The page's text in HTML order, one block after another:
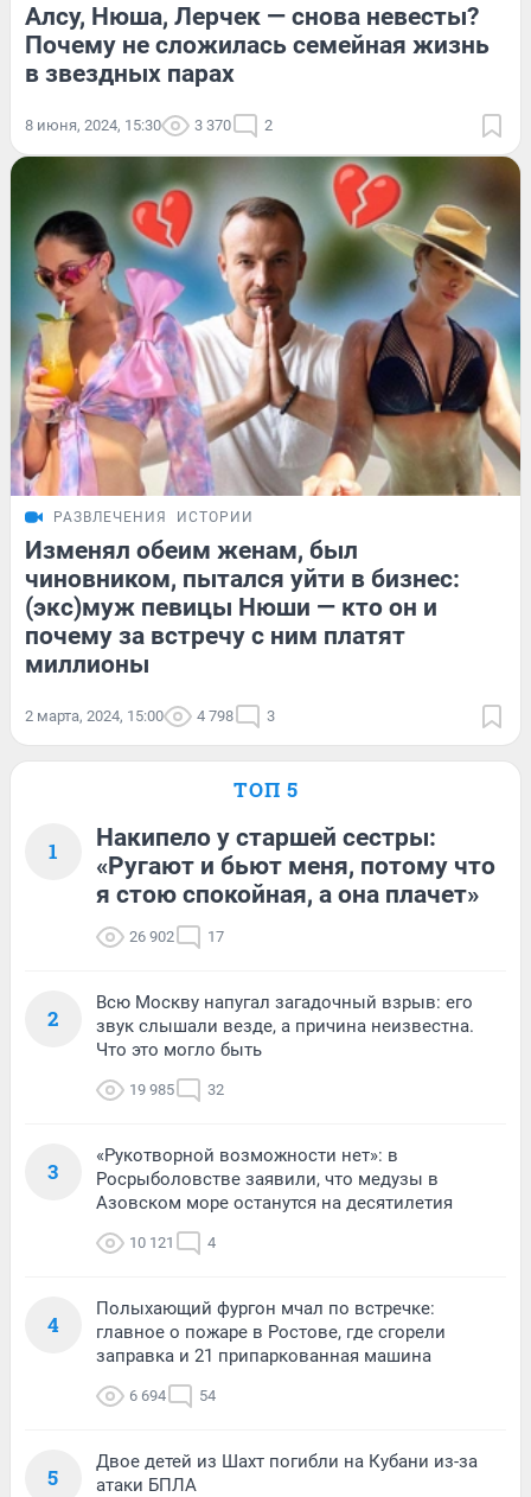
Алсу, Нюша, Лерчек — снова невесты?
Почему не сложилась семейная жизнь
в звездных парах
8 июня, 2024, 15:30 3 370 2
РАЗВЛЕЧЕНИЯ ИСТОРИИ
Изменял обеим женам, был
чиновником, пытался уйти в бизнес:
(экс)муж певицы Нюши — кто он и
почему за встречу с ним платят
миллионы
2 марта, 2024, 15:00 4 798 3
ТОП 5
1
Накипело у старшей сестры:
«Ругают и бьют меня, потому что
я стою спокойная, а она плачет»
26 902 17
2
Всю Москву напугал загадочный взрыв: его
звук слышали везде, а причина неизвестна.
Что это могло быть
19 985 32
3
«Рукотворной возможности нет»: в
Росрыболовстве заявили, что медузы в
Азовском море останутся на десятилетия
10 121 4
4
Полыхающий фургон мчал по встречке:
главное о пожаре в Ростове, где сгорели
заправка и 21 припаркованная машина
6 694 54
5
Двое детей из Шахт погибли на Кубани из-за
атаки БПЛА